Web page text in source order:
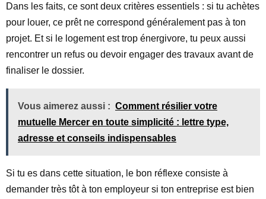
Dans les faits, ce sont deux critères essentiels : si tu achètes
pour louer, ce prêt ne correspond généralement pas à ton
projet. Et si le logement est trop énergivore, tu peux aussi
rencontrer un refus ou devoir engager des travaux avant de
finaliser le dossier.
Vous aimerez aussi : Comment résilier votre
mutuelle Mercer en toute simplicité : lettre type,
adresse et conseils indispensables
Si tu es dans cette situation, le bon réflexe consiste à
demander très tôt à ton employeur si ton entreprise est bien